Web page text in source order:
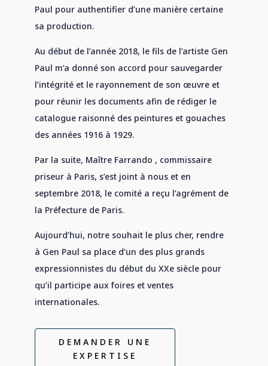
Paul pour authentifier d’une manière certaine
sa production.
Au début de l’année 2018, le fils de l’artiste Gen
Paul m’a donné son accord pour sauvegarder
l’intégrité et le rayonnement de son œuvre et
pour réunir les documents afin de rédiger le
catalogue raisonné des peintures et gouaches
des années 1916 à 1929.
Par la suite, Maître Farrando , commissaire
priseur à Paris, s’est joint à nous et en
septembre 2018, le comité a reçu l’agrément de
la Préfecture de Paris.
Aujourd’hui, notre souhait le plus cher, rendre
à Gen Paul sa place d’un des plus grands
expressionnistes du début du XXe siècle pour
qu’il participe aux foires et ventes
internationales.
DEMANDER UNE
EXPERTISE